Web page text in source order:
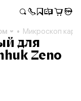
Микроскоп
для
Zeno